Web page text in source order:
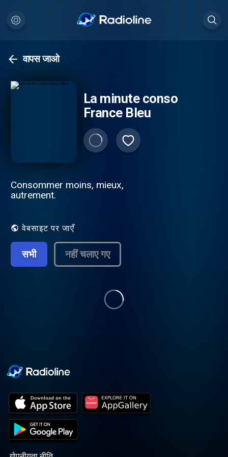
वापस जाओ
La minute conso
France Bleu
Consommer moins, mieux,
autrement.
वेबसाइट पर जाएँ
सभी नहीं चलाए गए